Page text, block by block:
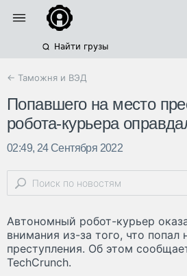
Найти грузы
← Таможня и ВЭД
Попавшего на место
робота-курьера
02:49, 24 Сентября 2022
Автономный робот-курьер
внимания из-за того, что попал
преступления. Об этом
TechCrunch.